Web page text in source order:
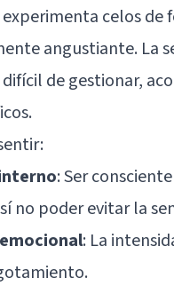
experimenta celos de
angustiante. La
de gestionar,
: Ser
no poder evitar la
: La